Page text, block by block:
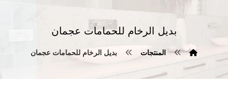
بديل الرخام للحمامات عجمان
المنتجات بديل الرخام للحمامات عجمان